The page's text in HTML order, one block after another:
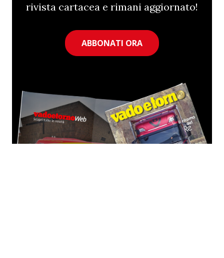
rivista cartacea e rimani aggiornato!
ABBONATI ORA